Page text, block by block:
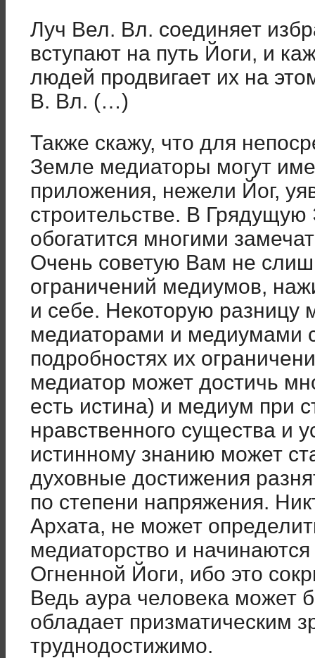
Луч Вел. Вл. соединяет
вступают на путь Йоги, и
людей продвигает их на
В. Вл. (…)
Также скажу, что для
Земле медиаторы могут
приложения, нежели Йог,
строительстве. В
обогатится многими
Очень советую Вам не
ограничений медиумов,
и себе. Некоторую разницу
медиаторами и медиумами
подробностях их
медиатор может достичь
есть истина) и медиум при
нравственного существа и
истинному знанию может
духовные достижения
по степени напряжения.
Архата, не может
медиаторство и
Огненной Йоги, ибо это
Ведь аура человека может
обладает призматическим
труднодостижимо.